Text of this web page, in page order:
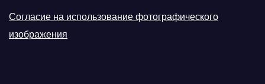
Согласие на использование фотографического
изображения